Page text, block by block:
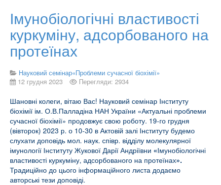
Імунобіологічні властивості
куркуміну, адсорбованого на
протеїнах
Науковий семінар«Проблеми сучасної біохімії»
12 грудня 2023
Перегляди: 2934
Шановні колеги, вітаю Вас! Науковий семінар Інституту
біохімії ім. О.В.Палладіна НАН України «Актуальні проблеми
сучасної біохімії» продовжує свою роботу. 19-го грудня
(вівторок) 2023 р. о 10-30 в Актовій залі Інституту будемо
слухати доповідь мол. наук. співр. відділу молекулярної
імунології Інституту Жукової Дарії Андріївни «Імунобіологічні
властивості куркуміну, адсорбованого на протеїнах».
Традиційно до цього інформаційного листа додаємо
авторські тези доповіді.